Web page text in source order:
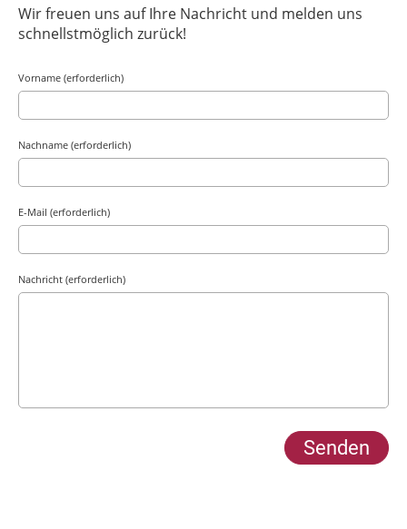
Wir freuen uns auf Ihre Nachricht und melden uns
schnellstmöglich zurück!
Vorname (erforderlich)
Nachname (erforderlich)
E-Mail (erforderlich)
Nachricht (erforderlich)